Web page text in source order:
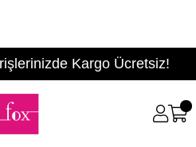
Kargo Ücretsiz!